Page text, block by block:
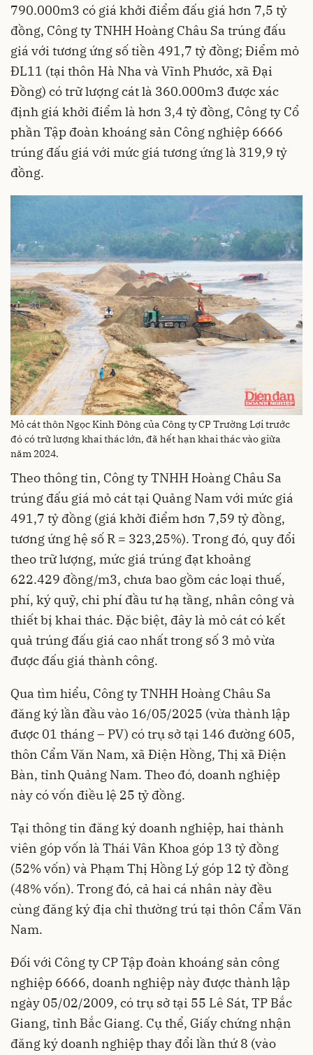
790.000m3 có giá khởi điểm đấu giá hơn 7,5 tỷ
đồng, Công ty TNHH Hoàng Châu Sa trúng đấu
giá với tương ứng số tiền 491,7 tỷ đồng; Điểm mỏ
ĐL11 (tại thôn Hà Nha và Vĩnh Phước, xã Đại
Đồng) có trữ lượng cát là 360.000m3 được xác
định giá khởi điểm là hơn 3,4 tỷ đồng, Công ty Cổ
phần Tập đoàn khoáng sản Công nghiệp 6666
trúng đấu giá với mức giá tương ứng là 319,9 tỷ
đồng.
Mỏ cát thôn Ngọc Kinh Đông của Công ty CP Trường Lợi trước
đó có trữ lượng khai thác lớn, đã hết hạn khai thác vào giữa
năm 2024.
Theo thông tin, Công ty TNHH Hoàng Châu Sa
trúng đấu giá mỏ cát tại Quảng Nam với mức giá
491,7 tỷ đồng (giá khởi điểm hơn 7,59 tỷ đồng,
tương ứng hệ số R = 323,25%). Trong đó, quy đổi
theo trữ lượng, mức giá trúng đạt khoảng
622.429 đồng/m3, chưa bao gồm các loại thuế,
phí, ký quỹ, chi phí đầu tư hạ tầng, nhân công và
thiết bị khai thác. Đặc biệt, đây là mỏ cát có kết
quả trúng đấu giá cao nhất trong số 3 mỏ vừa
được đấu giá thành công.
Qua tìm hiểu, Công ty TNHH Hoàng Châu Sa
đăng ký lần đầu vào 16/05/2025 (vừa thành lập
được 01 tháng – PV) có trụ sở tại 146 đường 605,
thôn Cẩm Văn Nam, xã Điện Hồng, Thị xã Điện
Bàn, tỉnh Quảng Nam. Theo đó, doanh nghiệp
này có vốn điều lệ 25 tỷ đồng.
Tại thông tin đăng ký doanh nghiệp, hai thành
viên góp vốn là Thái Vân Khoa góp 13 tỷ đồng
(52% vốn) và Phạm Thị Hồng Lý góp 12 tỷ đồng
(48% vốn). Trong đó, cả hai cá nhân này đều
cùng đăng ký địa chỉ thường trú tại thôn Cẩm Văn
Nam.
Đối với Công ty CP Tập đoàn khoáng sản công
nghiệp 6666, doanh nghiệp này được thành lập
ngày 05/02/2009, có trụ sở tại 55 Lê Sát, TP Bắc
Giang, tỉnh Bắc Giang. Cụ thể, Giấy chứng nhận
đăng ký doanh nghiệp thay đổi lần thứ 8 (vào